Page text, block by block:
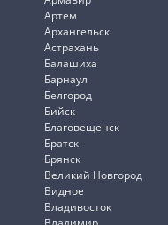
Артем
Архангельск
Астрахань
Балашиха
Барнаул
Белгород
Бийск
Благовещенск
Братск
Брянск
Великий Новгород
Видное
Владивосток